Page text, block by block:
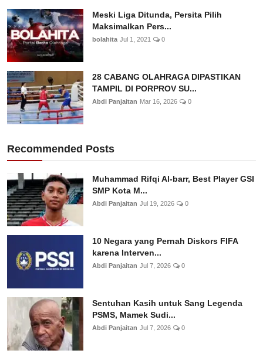
Meski Liga Ditunda, Persita Pilih
Maksimalkan Pers...
bolahita Jul 1, 2021 0
28 CABANG OLAHRAGA DIPASTIKAN
TAMPIL DI PORPROV SU...
Abdi Panjaitan Mar 16, 2026 0
Recommended Posts
Muhammad Rifqi Al-barr, Best Player GSI
SMP Kota M...
Abdi Panjaitan Jul 19, 2026 0
10 Negara yang Pernah Diskors FIFA
karena Interven...
Abdi Panjaitan Jul 7, 2026 0
Sentuhan Kasih untuk Sang Legenda
PSMS, Mamek Sudi...
Abdi Panjaitan Jul 7, 2026 0